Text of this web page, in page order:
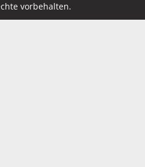
vorbehalten.